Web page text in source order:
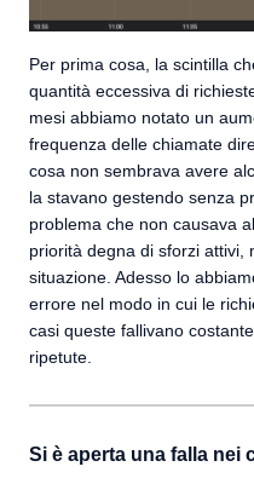
Per prima cosa, la scintilla
quantità eccessiva di
mesi abbiamo notato un
frequenza delle chiamate
cosa non sembrava avere
la stavano gestendo senza
problema che non causava
priorità degna di sforzi attivi,
situazione. Adesso lo
errore nel modo in cui le
casi queste fallivano
ripetute.
Si è aperta una falla nei